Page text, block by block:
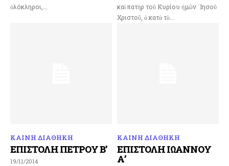
ὁλόκληροι,...
καὶ πατὴρ τοῦ Κυρίου ἡμῶν ᾿Ιησοῦ
Χριστοῦ, ὁ κατὰ τὸ...
ΚΑΙΝΗ ΔΙΑΘΗΚΗ
ΕΠΙΣΤΟΛΗ ΠΕΤΡΟΥ Β’
19/11/2014
ΚΑΙΝΗ ΔΙΑΘΗΚΗ
ΕΠΙΣΤΟΛΗ ΙΩΑΝΝΟΥ
Α’